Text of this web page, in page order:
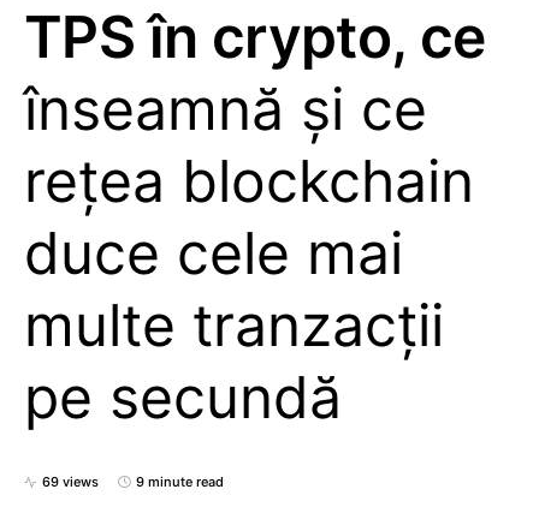
TPS în crypto, ce
înseamnă și ce
rețea blockchain
duce cele mai
multe tranzacții
pe secundă
69 views 9 minute read